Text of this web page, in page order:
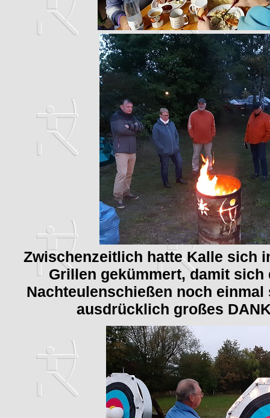
Zwischenzeitlich hatte Kalle sich
Grillen gekümmert, damit sich
Nachteulenschießen noch
ausdrücklich großes